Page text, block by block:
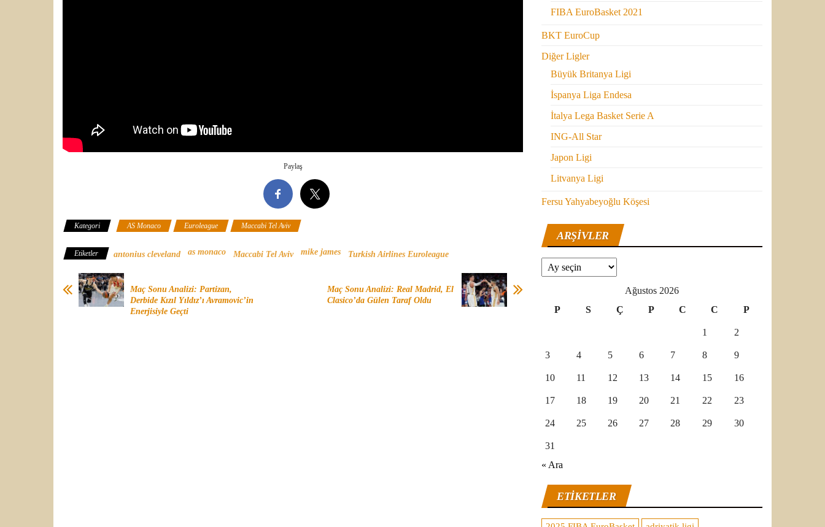
Paylaş
Kategori AS Monaco Euroleague Maccabi Tel Aviv
Etiketler antonius cleveland as monaco Maccabi Tel Aviv mike james Turkish Airlines Euroleague
Maç Sonu Analizi: Partizan,
Derbide Kızıl Yıldız’ı Avramovic’in
Enerjisiyle Geçti
Maç Sonu Analizi: Real Madrid, El
Clasico’da Gülen Taraf Oldu
FIBA EuroBasket 2021
BKT EuroCup
Diğer Ligler
Büyük Britanya Ligi
İspanya Liga Endesa
İtalya Lega Basket Serie A
ING-All Star
Japon Ligi
Litvanya Ligi
Fersu Yahyabeyoğlu Köşesi
ARŞIVLER
Arşivler
Ağustos 2026
P
S Ç P C C P
1 2
3 4 5 6 7 8 9
10 11 12 13 14 15 16
17 18 19 20 21 22 23
24 25 26 27 28 29 30
31
« Ara
ETIKETLER